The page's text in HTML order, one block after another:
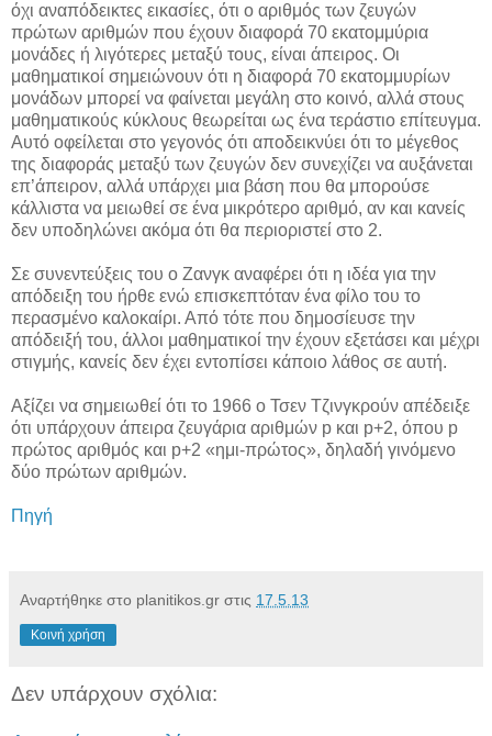
όχι αναπόδεικτες εικασίες, ότι ο αριθμός των ζευγών
πρώτων αριθμών που έχουν διαφορά 70 εκατομμύρια
μονάδες ή λιγότερες μεταξύ τους, είναι άπειρος. Οι
μαθηματικοί σημειώνουν ότι η διαφορά 70 εκατομμυρίων
μονάδων μπορεί να φαίνεται μεγάλη στο κοινό, αλλά στους
μαθηματικούς κύκλους θεωρείται ως ένα τεράστιο επίτευγμα.
Αυτό οφείλεται στο γεγονός ότι αποδεικνύει ότι το μέγεθος
της διαφοράς μεταξύ των ζευγών δεν συνεχίζει να αυξάνεται
επ’άπειρον, αλλά υπάρχει μια βάση που θα μπορούσε
κάλλιστα να μειωθεί σε ένα μικρότερο αριθμό, αν και κανείς
δεν υποδηλώνει ακόμα ότι θα περιοριστεί στο 2.
Σε συνεντεύξεις του ο Ζανγκ αναφέρει ότι η ιδέα για την
απόδειξη του ήρθε ενώ επισκεπτόταν ένα φίλο του το
περασμένο καλοκαίρι. Από τότε που δημοσίευσε την
απόδειξή του, άλλοι μαθηματικοί την έχουν εξετάσει και μέχρι
στιγμής, κανείς δεν έχει εντοπίσει κάποιο λάθος σε αυτή.
Αξίζει να σημειωθεί ότι το 1966 ο Τσεν Τζινγκρούν απέδειξε
ότι υπάρχουν άπειρα ζευγάρια αριθμών p και p+2, όπου p
πρώτος αριθμός και p+2 «ημι-πρώτος», δηλαδή γινόμενο
δύο πρώτων αριθμών.
Πηγή
Αναρτήθηκε στο planitikos.gr στις 17.5.13
Κοινή χρήση
Δεν υπάρχουν σχόλια: